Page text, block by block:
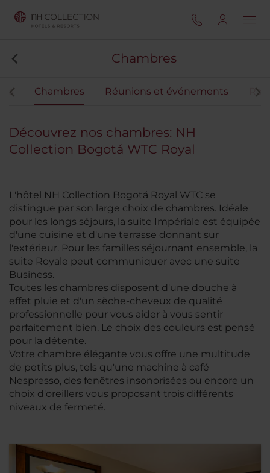
Chambres
Chambres Réunions et événements
Découvrez nos chambres: NH
Collection Bogotá WTC Royal
L'hôtel NH Collection Bogotá Royal WTC se
distingue par son large choix de chambres. Idéale
pour les longs séjours, la suite Impériale est équipée
d'une cuisine et d'une terrasse donnant sur
l'extérieur. Pour les familles séjournant ensemble, la
suite Royale peut communiquer avec une suite
Business.
Toutes les chambres disposent d'une douche à
effet pluie et d'un sèche-cheveux de qualité
professionnelle pour vous aider à vous sentir
parfaitement bien. Le choix des couleurs est pensé
pour la détente.
Votre chambre élégante vous offre une multitude
de petits plus, tels qu'une machine à café
Nespresso, des fenêtres insonorisées ou encore un
choix d'oreillers vous proposant trois différents
niveaux de fermeté.